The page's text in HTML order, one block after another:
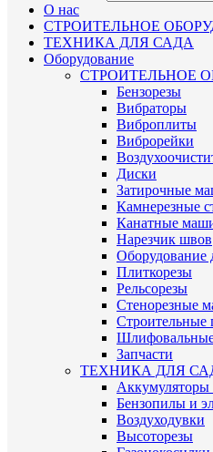
О нас
СТРОИТЕЛЬНОЕ
ТЕХНИКА ДЛЯ САДА
Оборудование
СТРОИТЕЛЬНОЕ
Бензорезы
Вибраторы
Виброплиты
Виброрейки
Диски
Затирочные
Камнерезные
Канатные
Нарезчик швов
Оборудование
Плиткорезы
Рельсорезы
Стенорезные
Строительные
Запчасти
ТЕХНИКА ДЛЯ
Аккумуляторы
Бензопилы и
Воздуходувки
Высоторезы